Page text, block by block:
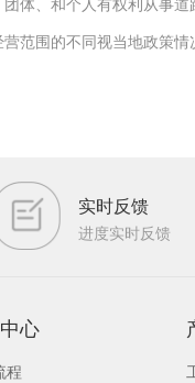
范围的不同视当地政策
实时反馈
进度实时反馈
心
程